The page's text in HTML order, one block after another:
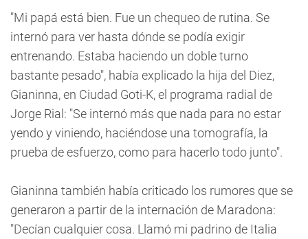
"Mi papá está bien. Fue un chequeo de rutina. Se
internó para ver hasta dónde se podía exigir
entrenando. Estaba haciendo un doble turno
bastante pesado", había explicado la hija del Diez,
Gianinna, en Ciudad Goti-K, el programa radial de
Jorge Rial: "Se internó más que nada para no estar
yendo y viniendo, haciéndose una tomografía, la
prueba de esfuerzo, como para hacerlo todo junto".
Gianinna también había criticado los rumores que se
generaron a partir de la internación de Maradona:
"Decían cualquier cosa. Llamó mi padrino de Italia